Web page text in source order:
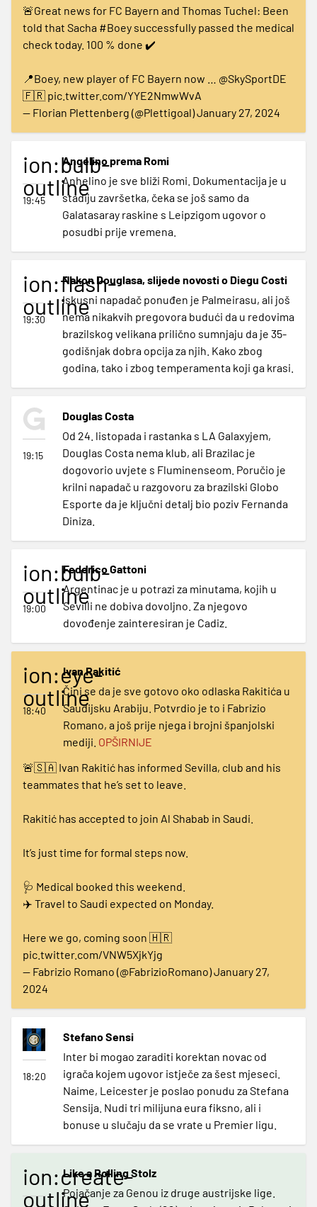
🚨Great news for FC Bayern and Thomas Tuchel: Been
told that Sacha #Boey successfully passed the medical
check today. 100 % done ✔️
📍Boey, new player of FC Bayern now … @SkySportDE
🇫🇷 pic.twitter.com/YYE2NmwWvA
— Florian Plettenberg (@Plettigoal)January 27, 2024
ion:bulb-
outline
19:45
Angelino prema Romi
Anhelino je sve bliži Romi. Dokumentacija je u
stadiju završetka, čeka se još samo da
Galatasaray raskine s Leipzigom ugovor o
posudbi prije vremena.
ion:flash-
outline
19:30
Nakon Douglasa, slijede novosti o Diegu Costi
Iskusni napadač ponuđen je Palmeirasu, ali još
nema nikakvih pregovora budući da u redovima
brazilskog velikana prilično sumnjaju da je 35-
godišnjak dobra opcija za njih. Kako zbog
godina, tako i zbog temperamenta koji ga krasi.
19:15
Douglas Costa
Od 24. listopada i rastanka s LA Galaxyjem,
Douglas Costa nema klub, ali Brazilac je
dogovorio uvjete s Fluminenseom. Poručio je
krilni napadač u razgovoru za brazilski Globo
Esporte da je ključni detalj bio poziv Fernanda
Diniza.
ion:bulb-
outline
19:00
Federico Gattoni
Argentinac je u potrazi za minutama, kojih u
Sevilli ne dobiva dovoljno. Za njegovo
dovođenje zainteresiran je Cadiz.
ion:eye-
outline
18:40
Ivan Rakitić
Čini se da je sve gotovo oko odlaska Rakitića u
Saudijsku Arabiju. Potvrdio je to i Fabrizio
Romano, a još prije njega i brojni španjolski
mediji. OPŠIRNIJE
🚨🇸🇦 Ivan Rakitić has informed Sevilla, club and his
teammates that he’s set to leave.
Rakitić has accepted to join Al Shabab in Saudi.
It’s just time for formal steps now.
🩺 Medical booked this weekend.
✈️ Travel to Saudi expected on Monday.
Here we go, coming soon 🇭🇷
pic.twitter.com/VNW5XjkYjg
— Fabrizio Romano (@FabrizioRomano)January 27,
2024
18:20
Stefano Sensi
Inter bi mogao zaraditi korektan novac od
igrača kojem ugovor istječe za šest mjeseci.
Naime, Leicester je poslao ponudu za Stefana
Sensija. Nudi tri milijuna eura fiksno, ali i
bonuse u slučaju da se vrate u Premier ligu.
ion:create-
outline
Like a Rolling Stolz
Pojačanje za Genou iz druge austrijske lige.